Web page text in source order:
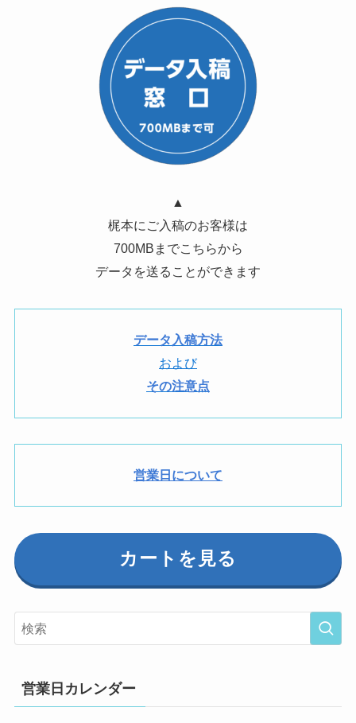
▲
梶本にご入稿のお客様は
700MBまでこちらから
データを送ることができます
データ入稿方法
および
その注意点
営業日について
カートを見る
営業日カレンダー